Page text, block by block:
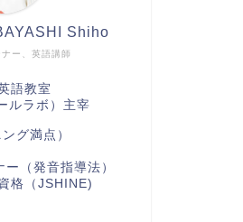
ー、英語講師
Shiho
語教室
ルラボ）主宰
グ満点）
（発音指導法）
格（JSHINE)